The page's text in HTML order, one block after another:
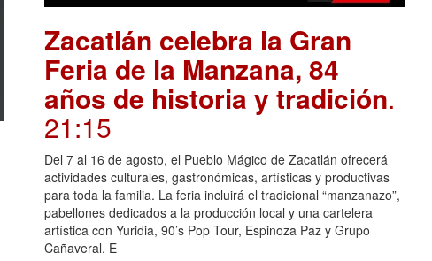
Zacatlán celebra la Gran
Feria de la Manzana, 84
años de historia y tradición.
21:15
Del 7 al 16 de agosto, el Pueblo Mágico de Zacatlán ofrecerá
actividades culturales, gastronómicas, artísticas y productivas
para toda la familia. La feria incluirá el tradicional “manzanazo”,
pabellones dedicados a la producción local y una cartelera
artística con Yuridia, 90’s Pop Tour, Espinoza Paz y Grupo
Cañaveral. E